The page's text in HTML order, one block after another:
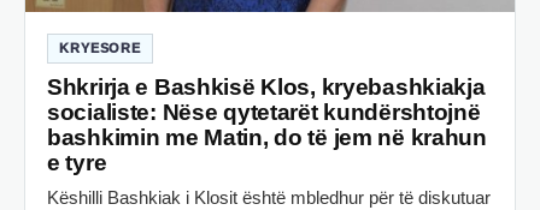
KRYESORE
Shkrirja e Bashkisë Klos, kryebashkiakja
socialiste: Nëse qytetarët kundërshtojnë
bashkimin me Matin, do të jem në krahun
e tyre
Këshilli Bashkiak i Klosit është mbledhur për të diskutuar